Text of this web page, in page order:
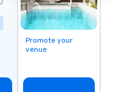
Promote your
venue